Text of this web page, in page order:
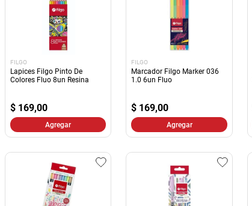
FILGO
Lapices Filgo Pinto De
Colores Fluo 8un Resina
$ 169,00
Agregar
FILGO
Marcador Filgo Marker 036
1.0 6un Fluo
$ 169,00
Agregar